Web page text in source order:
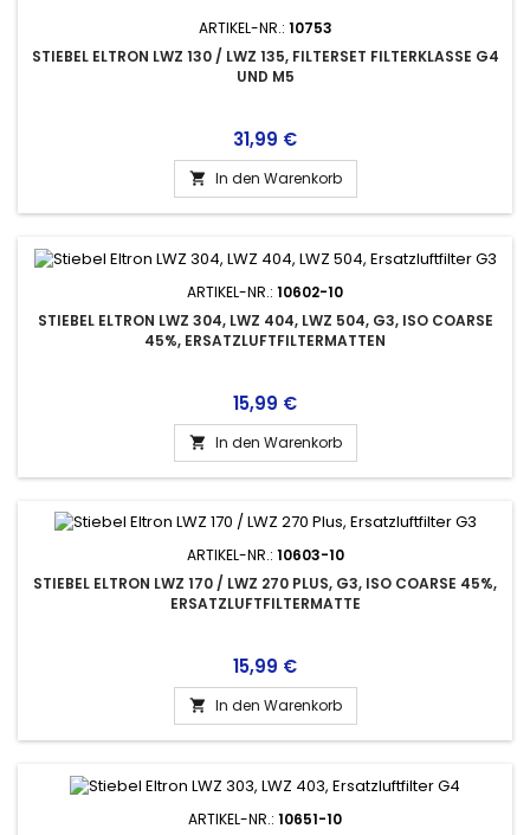
ARTIKEL-NR.: 10753
STIEBEL ELTRON LWZ 130 / LWZ 135, FILTERSET FILTERKLASSE G4
UND M5
Preis
31,99 €
 In den Warenkorb
ARTIKEL-NR.: 10602-10
STIEBEL ELTRON LWZ 304, LWZ 404, LWZ 504, G3, ISO COARSE
45%, ERSATZLUFTFILTERMATTEN
Preis
15,99 €
 In den Warenkorb
ARTIKEL-NR.: 10603-10
STIEBEL ELTRON LWZ 170 / LWZ 270 PLUS, G3, ISO COARSE 45%,
ERSATZLUFTFILTERMATTE
Preis
15,99 €
 In den Warenkorb
ARTIKEL-NR.: 10651-10